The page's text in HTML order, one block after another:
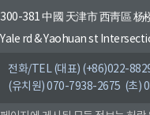
300-381 中國 天津市 西靑區 杨
Yale rd & Yaohuan st
전화/TEL (대표) (+86)022-
(유치원) 070-7938-2675 (초)